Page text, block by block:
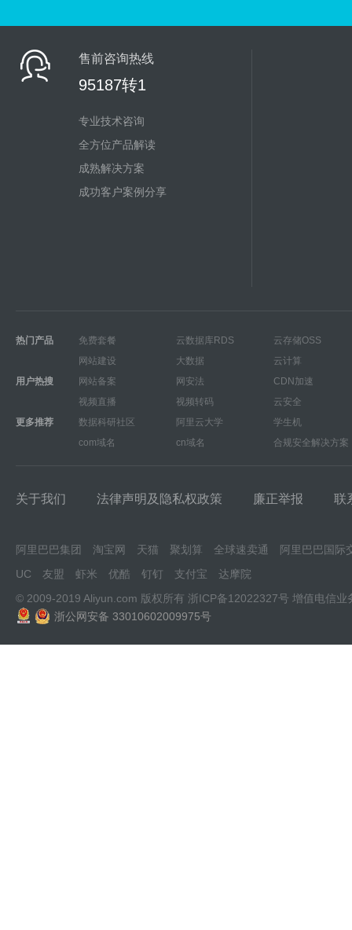
售前咨询热线
95187转1
专业技术咨询
全方位产品解读
成熟解决方案
成功客户案例分享
热门产品 免费套餐 云数据库RDS
云存储OSS
网站建设
大数据
云计算
用户热搜
网站备案 网安法
CDN加速
视频直播
视频转码
云安全
更多推荐
数据科研社区 阿里云大学
学生机
com域名
cn域名 合规安全解决方案
关于我们 法律声明及隐私权政策 廉正举报 联
阿里巴巴集团 淘宝网 天猫 聚划算 全球速卖通
阿里巴巴国际
UC
友盟 虾米 优酷 钉钉 支付宝
达摩院
© 2009-2019 Aliyun.com 版权所有 浙ICP备12022327号 增值电信业
浙公网安备 33010602009975号